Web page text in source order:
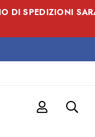
SPEDIZIONI